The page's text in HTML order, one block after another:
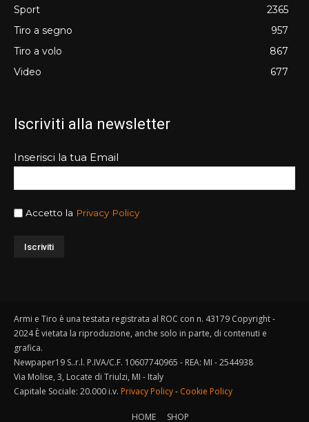
Sport
2365
Tiro a segno
957
Tiro a volo
867
Video
677
Iscriviti alla newsletter
Inserisci la tua Email
Accetto la Privacy Policy
Armi e Tiro è una testata registrata al ROC con n. 43179 Copyright -
2024 È vietata la riproduzione, anche solo in parte, di contenuti e
grafica.
Newpaper19 S..r.l. P.IVA/C.F. 10607740965 - REA: MI - 2544938
Via Molise, 3, Locate di Triulzi, MI - Italy
Capitale Sociale: 20.000 i.v. Privacy Policy- Cookie Policy
HOME SHOP